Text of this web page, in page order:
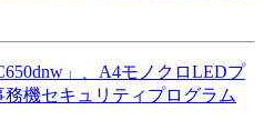
」、A4モノクロLEDプ
機セキュリティプログラム